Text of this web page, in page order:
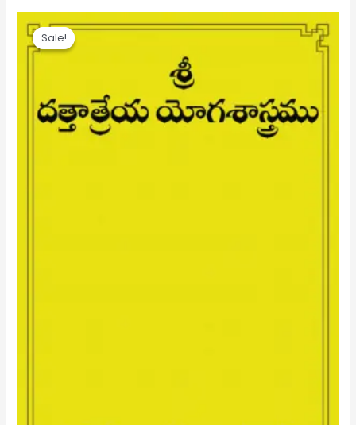
Sale!
Sale!
price
was:
₹ 100.
price
is: